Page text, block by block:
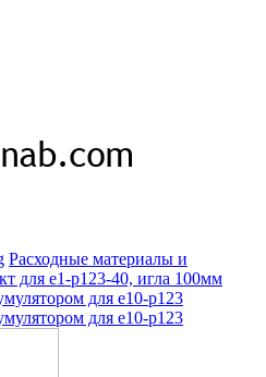
Расходные материалы и
для e1-p123-40, игла 100мм
для e10-p123
для e10-p123